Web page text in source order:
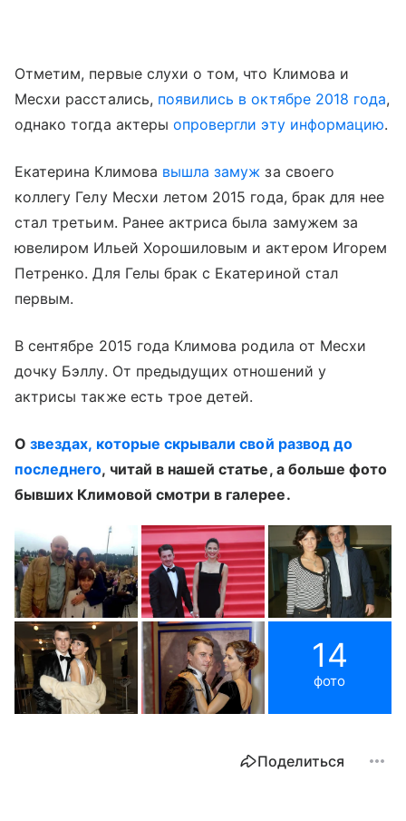
Отметим, первые слухи о том, что Климова и
Месхи расстались, появились в октябре 2018 года,
однако тогда актеры опровергли эту информацию.
Екатерина Климова вышла замуж за своего
коллегу Гелу Месхи летом 2015 года, брак для нее
стал третьим. Ранее актриса была замужем за
ювелиром Ильей Хорошиловым и актером Игорем
Петренко. Для Гелы брак с Екатериной стал
первым.
В сентябре 2015 года Климова родила от Месхи
дочку Бэллу. От предыдущих отношений у
актрисы также есть трое детей.
Озвездах, которые скрывали свой развод до
последнего, читай в нашей статье, а больше фото
бывших Климовой смотри в галерее.
14
фото
Поделиться